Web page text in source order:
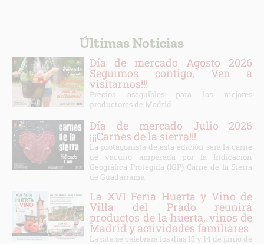
Últimas Noticias
Día de mercado Agosto 2026
Seguimos contigo, Ven a
visitarnos!!!
Precios asequibles para los mejores
productores de Madrid
Día de mercado Julio 2026
¡¡¡Carnes de la sierra!!!
La protagonista de esta edición será la carne
de vacuno amparada por la Indicación
Geográfica Protegida (IGP) Carne de la Sierra
de Guadarrama
La XVI Feria Huerta y Vino de
Villa del Prado reunirá
productos de la huerta, vinos de
Madrid y actividades familiares
La cita se celebrará los días 13 y 14 de junio de